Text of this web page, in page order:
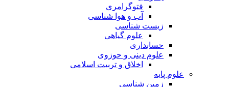
فتوگرامری
آب و هوا شناسی
زیست شناسی
علوم گیاهی
حسابداری
علوم دینی و حوزوی
اخلاق و تربیت اسلامی
علوم پایه
زمین شناسی